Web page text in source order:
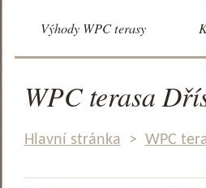
Výhody WPC terasy
WPC terasa
Hlavní stránka > WPC